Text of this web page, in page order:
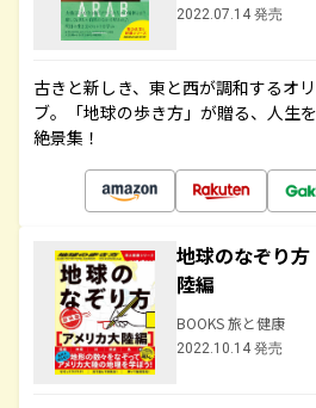
2022.07.14 発売
古きと新しき、東と西が調和するオ
ブ。「地球の歩き方」が贈る、人生
絶景集！
地球のなぞり
陸編
BOOKS 旅と健康
2022.10.14 発売